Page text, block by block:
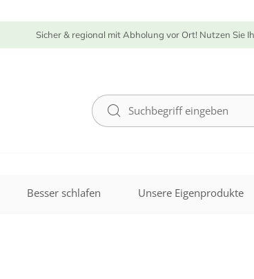
Sicher & regional mit Abholung vor Ort! Nutzen Sie
Besser schlafen Unsere Eigenprodukte